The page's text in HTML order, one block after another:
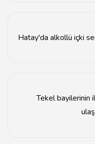
Hatay'da alkollü içki
Tekel bayilerinin